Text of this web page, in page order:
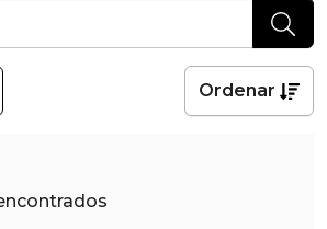
Ordenar